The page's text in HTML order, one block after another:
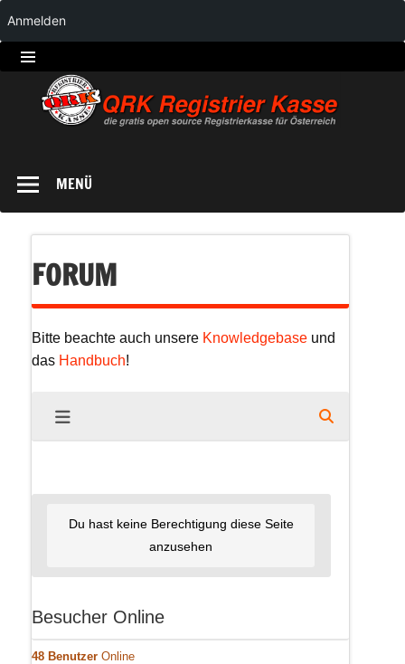
QRK
MENÜ
FORUM
Bitte beachte auch unsere Knowledgebase und
das Handbuch!
Du hast keine Berechtigung diese Seite
anzusehen
Besucher Online
48 Benutzer Online
Anmelden